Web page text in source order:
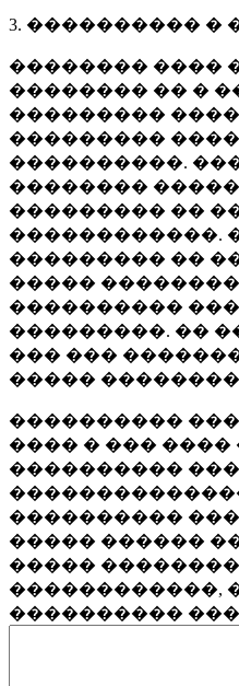
3. ���������� �
�������� ����
�������� �� �
���������
���������
����������.
��������
��������� ��
������������.
��������� ��
�����
����������
���������. ��
��� ���
�����
����������
���� � ��� ����
����������
����������
����� ������
�����
������������,
����������